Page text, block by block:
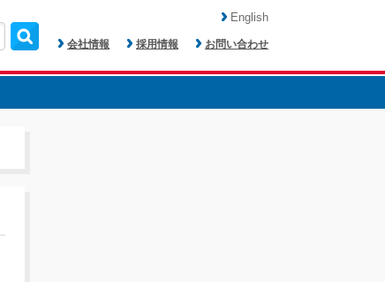
会社情報 採用情報 お問い合わせ
English